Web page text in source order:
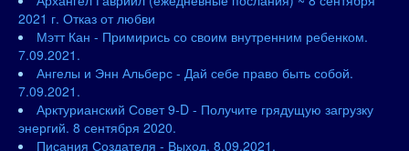
2021 г. Отказ от любви
Мэтт Кан - Примирись со своим внутренним ребенком.
7.09.2021.
Ангелы и Энн Альберс - Дай себе право быть собой.
7.09.2021.
Арктурианский Совет 9-D - Получите грядущую загрузку
энергий. 8 сентября 2020.
Писания Создателя - Выход. 8.09.2021.